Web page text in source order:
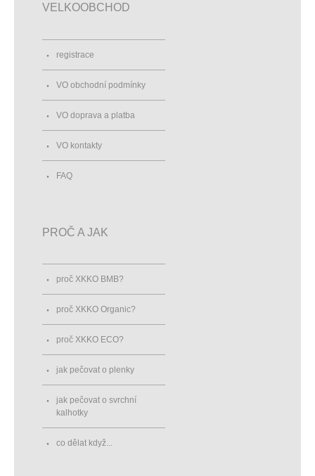
VELKOOBCHOD
registrace
VO obchodní podmínky
VO doprava a platba
VO kontakty
FAQ
PROČ A JAK
proč XKKO BMB?
proč XKKO Organic?
proč XKKO ECO?
jak pečovat o plenky
jak pečovat o svrchní
kalhotky
co dělat když...